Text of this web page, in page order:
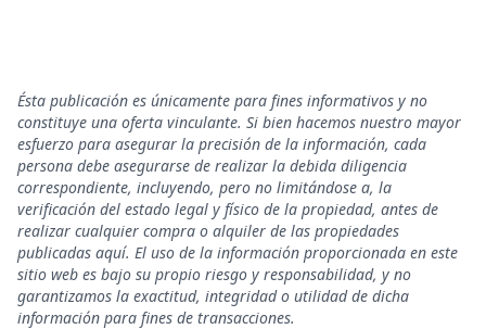
Ésta publicación es únicamente para fines informativos y no
constituye una oferta vinculante. Si bien hacemos nuestro mayor
esfuerzo para asegurar la precisión de la información, cada
persona debe asegurarse de realizar la debida diligencia
correspondiente, incluyendo, pero no limitándose a, la
verificación del estado legal y físico de la propiedad, antes de
realizar cualquier compra o alquiler de las propiedades
publicadas aquí. El uso de la información proporcionada en este
sitio web es bajo su propio riesgo y responsabilidad, y no
garantizamos la exactitud, integridad o utilidad de dicha
información para fines de transacciones.